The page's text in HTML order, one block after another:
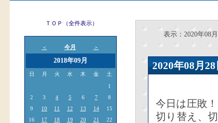
ＴＯＰ（全件表示）
＜ 今月 ＞
2018年09月
日 月 火 水 木 金 土
1
2
3 4 5 6 7
8
9
10 11 12 13 14
15
16
17 18 19 20 21
22
表示：2020年08月
2020年08
今日は圧敗！
切り替え、